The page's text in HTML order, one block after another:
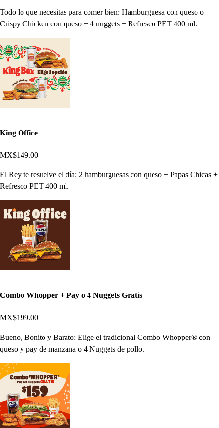
Todo lo que necesitas para comer bien: Hamburguesa con queso o
Crispy Chicken con queso + 4 nuggets + Refresco PET 400 ml.
King Office
MX$149.00
El Rey te resuelve el día: 2 hamburguesas con queso + Papas Chicas +
Refresco PET 400 ml.
Combo Whopper + Pay o 4 Nuggets Gratis
MX$199.00
Bueno, Bonito y Barato: Elige el tradicional Combo Whopper® con
queso y pay de manzana o 4 Nuggets de pollo.